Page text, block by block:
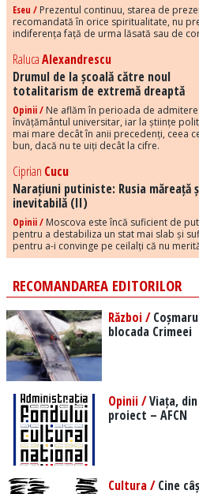
Eseu / Prezentul continuu, starea de
recomandată în orice spiritualitate, nu
indiferența față de urma lăsată sau de
RalucaAlexandrescu
Drumul de la școală către noul
totalitarism de extremă dreaptă
Opinii / Ne aflăm în perioada de
învățământul universitar, iar la științe
mai mare decât în anii precedenți, ceea
bun, dacă nu te uiți decât la cifre.
Ciprian Cucu
Narațiuni putiniste: Rusia măreață
inevitabilă (II)
Opinii / Moscova este încă suficient de
pentru a destabiliza un stat mai slab și
pentru a-i convinge pe ceilalți că nu
RECOMANDAREA EDITORILOR
Război /
blocada Crimeei
Opinii /Viața,
proiect – AFCN
Cultura /Cine